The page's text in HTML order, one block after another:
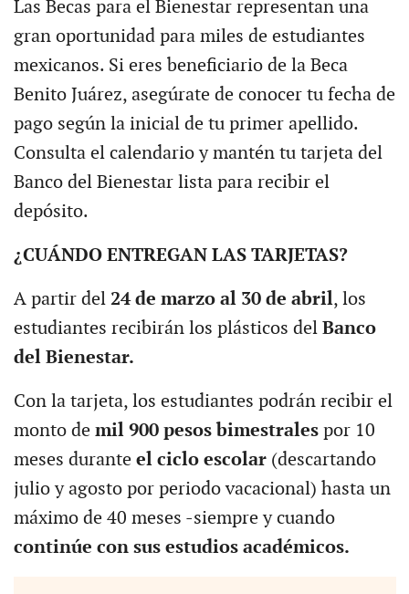
Las Becas para el Bienestar representan una
gran oportunidad para miles de estudiantes
mexicanos. Si eres beneficiario de la Beca
Benito Juárez, asegúrate de conocer tu fecha de
pago según la inicial de tu primer apellido.
Consulta el calendario y mantén tu tarjeta del
Banco del Bienestar lista para recibir el
depósito.
¿CUÁNDO ENTREGAN LAS TARJETAS?
A partir del 24 de marzo al 30 de abril, los
estudiantes recibirán los plásticos del Banco
del Bienestar.
Con la tarjeta, los estudiantes podrán recibir el
monto de mil 900 pesos bimestralespor 10
meses durante el ciclo escolar(descartando
julio y agosto por periodo vacacional) hasta un
máximo de 40 meses -siempre y cuando
continúe con sus estudios académicos.